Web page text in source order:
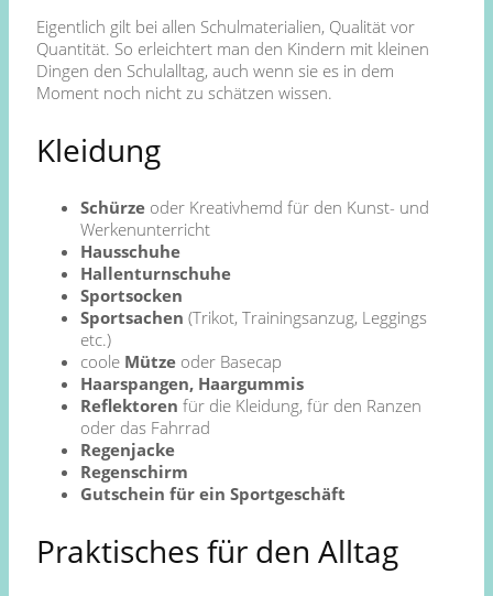
Eigentlich gilt bei allen Schulmaterialien, Qualität vor
Quantität. So erleichtert man den Kindern mit kleinen
Dingen den Schulalltag, auch wenn sie es in dem
Moment noch nicht zu schätzen wissen.
Kleidung
Schürze oder Kreativhemd für den Kunst- und
Werkenunterricht
Hausschuhe
Hallenturnschuhe
Sportsocken
Sportsachen (Trikot, Trainingsanzug, Leggings
etc.)
coole Mütze oder Basecap
Haarspangen, Haargummis
Reflektoren für die Kleidung, für den Ranzen
oder das Fahrrad
Regenjacke
Regenschirm
Gutschein für ein Sportgeschäft
Praktisches für den Alltag